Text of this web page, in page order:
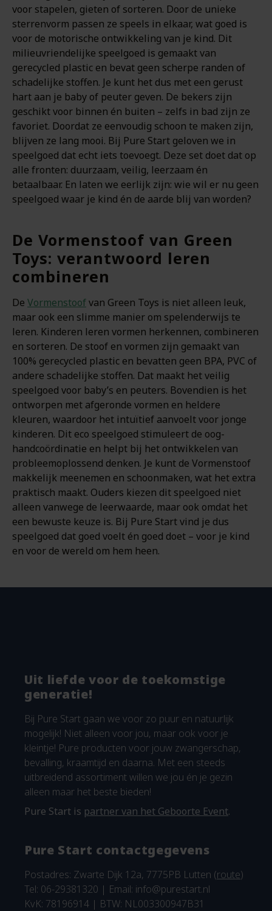
voor stapelen, gieten of sorteren. Door de unieke
sterrenvorm passen ze speels in elkaar, wat goed is
voor de motorische ontwikkeling van je kind. Dit
milieuvriendelijke speelgoed is gemaakt van
gerecycled plastic en bevat geen scherpe randen of
schadelijke stoffen. Je kunt het dus met een gerust
hart aan je baby of peuter geven. De bekers zijn
geschikt voor binnen én buiten – zelfs in bad zijn ze
favoriet. Doordat ze eenvoudig schoon te maken zijn,
blijven ze lang mooi. Bij Pure Start geloven we in
speelgoed dat echt iets toevoegt. Deze set doet dat op
alle fronten: duurzaam, veilig, leerzaam én
betaalbaar. En laten we eerlijk zijn: wie wil er nu geen
speelgoed waar je kind én de aarde blij van worden?
De Vormenstoof van Green
Toys: verantwoord leren
combineren
De Vormenstoofvan Green Toys is niet alleen leuk,
maar ook een slimme manier om spelenderwijs te
leren. Kinderen leren vormen herkennen, combineren
en sorteren. De stoof en vormen zijn gemaakt van
100% gerecycled plastic en bevatten geen BPA, PVC of
andere schadelijke stoffen. Dat maakt het veilig
speelgoed voor baby’s en peuters. Bovendien is het
ontworpen met afgeronde vormen en heldere
kleuren, waardoor het intuïtief aanvoelt voor jonge
kinderen. Dit eco speelgoed stimuleert de oog-
handcoördinatie en helpt bij het ontwikkelen van
probleemoplossend denken. Je kunt de Vormenstoof
makkelijk meenemen en schoonmaken, wat het extra
praktisch maakt. Ouders kiezen dit speelgoed niet
alleen vanwege de leerwaarde, maar ook omdat het
een bewuste keuze is. Bij Pure Start vind je dus
speelgoed dat goed voelt én goed doet – voor je kind
en voor de wereld om hem heen.
Uit liefde voor de toekomstige
generatie!
Bij Pure Start gaan we voor zo puur en natuurlijk
mogelijk! Niet alleen voor jou, maar ook voor je
kleintje! Pure producten voor jouw zwangerschap,
bevalling, kraamtijd en daarna. Met een steeds
uitbreidend assortiment willen we jou én je gezin
alleen maar het beste bieden!
Pure Start is partner van het Geboorte Event.
Pure Start contactgegevens
Postadres: Zwarte Dijk 12a, 7775PB Lutten (route)
Tel: 06-29381320 | Email: info@purestart.nl
KvK: 78196914 | BTW: NL003300947B31